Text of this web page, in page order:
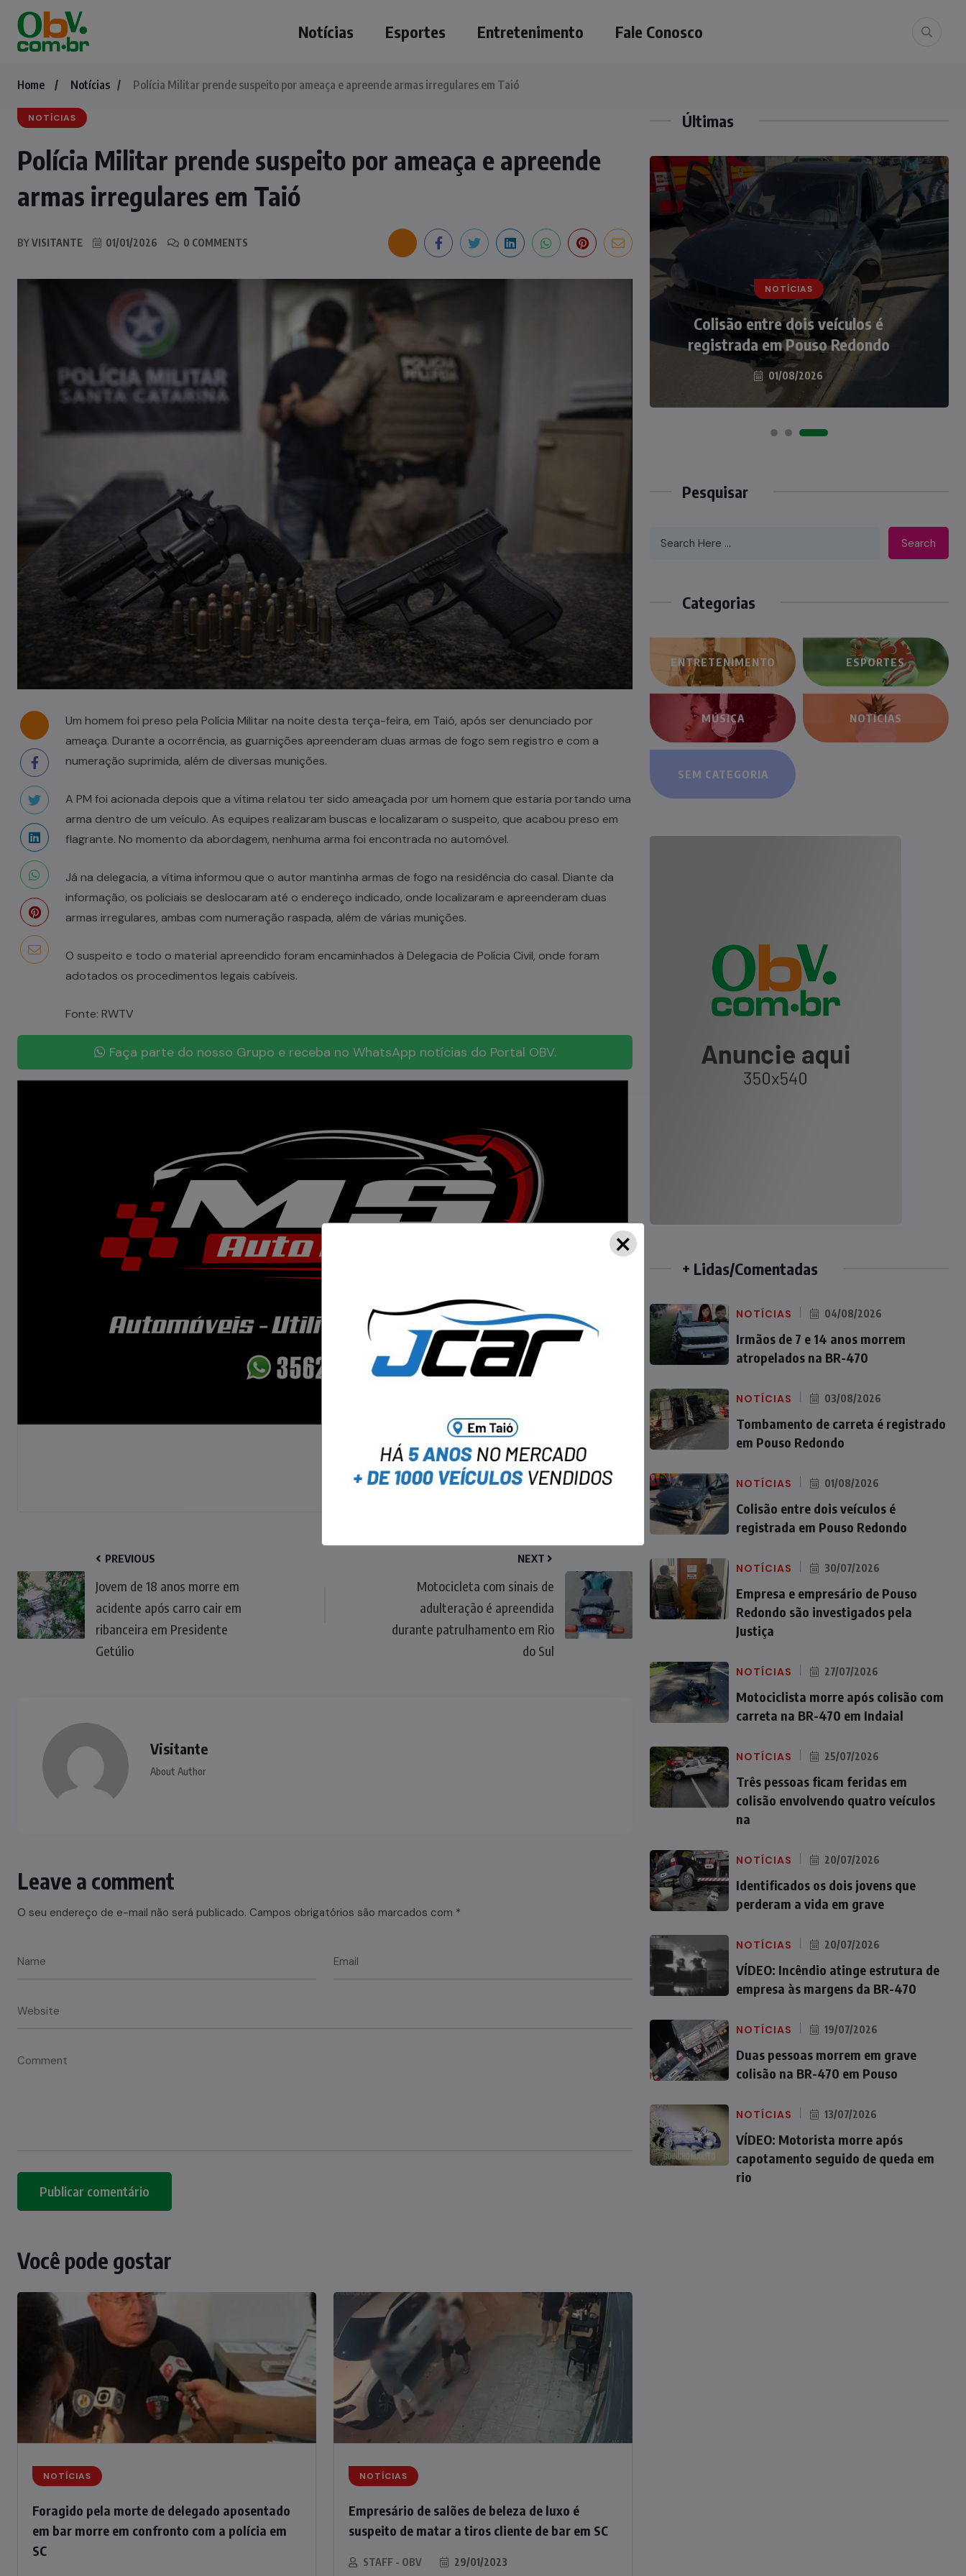
Notícias Esportes Entretenimento Fale Conosco
Home Notícias Polícia Militar prende suspeito por ameaça e apreende armas irregulares em Taió
NOTÍCIAS
Polícia Militar prende suspeito por ameaça e apreende
armas irregulares em Taió
BYVISITANTE 01/01/2026 0 COMMENTS
Um homem foi preso pela Polícia Militar na noite desta terça-feira, em Taió, após ser denunciado por
ameaça. Durante a ocorrência, as guarnições apreenderam duas armas de fogo sem registro e com a
numeração suprimida, além de diversas munições.
A PM foi acionada depois que a vítima relatou ter sido ameaçada por um homem que estaria portando uma
arma dentro de um veículo. As equipes realizaram buscas e localizaram o suspeito, que acabou preso em
flagrante. No momento da abordagem, nenhuma arma foi encontrada no automóvel.
Já na delegacia, a vítima informou que o autor mantinha armas de fogo na residência do casal. Diante da
informação, os policiais se deslocaram até o endereço indicado, onde localizaram e apreenderam duas
armas irregulares, ambas com numeração raspada, além de várias munições.
O suspeito e todo o material apreendido foram encaminhados à Delegacia de Polícia Civil, onde foram
adotados os procedimentos legais cabíveis.
Fonte: RWTV
Faça parte do nosso Grupo e receba no WhatsApp notícias do Portal OBV.
PREVIOUS
Jovem de 18 anos morre em
acidente após carro cair em
ribanceira em Presidente
Getúlio
NEXT
Motocicleta com sinais de
adulteração é apreendida
durante patrulhamento em Rio
do Sul
Visitante
About Author
Leave a comment
O seu endereço de e-mail não será publicado. Campos obrigatórios são marcados com *
Você pode gostar
NOTÍCIAS
Foragido pela morte de delegado aposentado
em bar morre em confronto com a polícia em
SC
NOTÍCIAS
Empresário de salões de beleza de luxo é
suspeito de matar a tiros cliente de bar em SC
STAFF - OBV 29/01/2023
Últimas
Tombamento de carreta é
registrado em Pouso Redondo
03/08/2026
NOTÍCIAS
Colisão entre dois veículos é
registrada em Pouso Redondo
01/08/2026
NOTÍCIAS
Irmãos de 7 e 14 anos morrem
atropelados na BR-470 em Pouso
Redondo
04/08/2026
Pesquisar
Search
Categorias
ENTRETENIMENTO ESPORTES
MÚSICA NOTÍCIAS
SEM CATEGORIA
+ Lidas/Comentadas
NOTÍCIAS 04/08/2026
Irmãos de 7 e 14 anos morrem
atropelados na BR-470
NOTÍCIAS 03/08/2026
Tombamento de carreta é registrado
em Pouso Redondo
NOTÍCIAS 01/08/2026
Colisão entre dois veículos é
registrada em Pouso Redondo
NOTÍCIAS 30/07/2026
Empresa e empresário de Pouso
Redondo são investigados pela
Justiça
NOTÍCIAS 27/07/2026
Motociclista morre após colisão com
carreta na BR-470 em Indaial
NOTÍCIAS 25/07/2026
Três pessoas ficam feridas em
colisão envolvendo quatro veículos
na
NOTÍCIAS 20/07/2026
Identificados os dois jovens que
perderam a vida em grave
NOTÍCIAS 20/07/2026
VÍDEO: Incêndio atinge estrutura de
empresa às margens da BR-470
NOTÍCIAS 19/07/2026
Duas pessoas morrem em grave
colisão na BR-470 em Pouso
NOTÍCIAS 13/07/2026
VÍDEO: Motorista morre após
capotamento seguido de queda em
rio
×